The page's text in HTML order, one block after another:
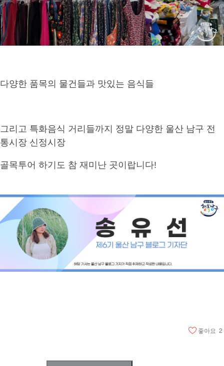
다양한 품목의 물건들과 맛있는 음식들
그리고 특화음식 거리들까지 정말 다양한 울산 남구 전
통시장 신정시장
골목투어 하기도 참 재미난 곳이랍니다!
좋아요 2